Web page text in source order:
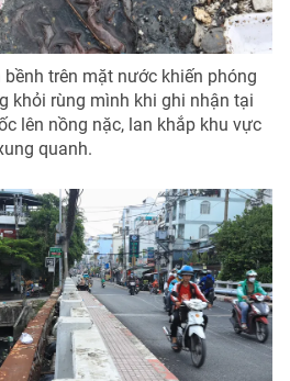
Thị Mỹ Hạnh, Phạm Quốc Thắng,
931 - 024.38 355 932
897 897
trên mặt nước khiến phóng
khỏi rùng mình khi ghi nhận tại
lên nồng nặc, lan khắp khu vực
quanh.